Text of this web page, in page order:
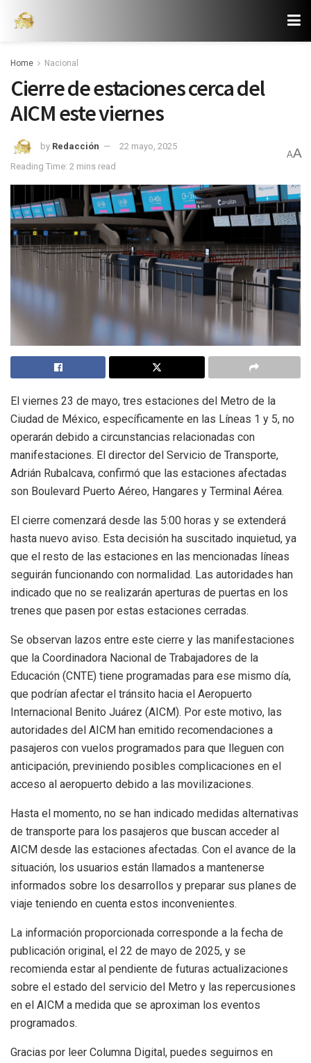
Home Nacional
Cierre de estaciones cerca del
AICM este viernes
by Redacción
22 mayo, 2025
Reading Time: 2 mins read
AA
El viernes 23 de mayo, tres estaciones del Metro de la
Ciudad de México, específicamente en las Líneas 1 y 5, no
operarán debido a circunstancias relacionadas con
manifestaciones. El director del Servicio de Transporte,
Adrián Rubalcava, confirmó que las estaciones afectadas
son Boulevard Puerto Aéreo, Hangares y Terminal Aérea.
El cierre comenzará desde las 5:00 horas y se extenderá
hasta nuevo aviso. Esta decisión ha suscitado inquietud, ya
que el resto de las estaciones en las mencionadas líneas
seguirán funcionando con normalidad. Las autoridades han
indicado que no se realizarán aperturas de puertas en los
trenes que pasen por estas estaciones cerradas.
Se observan lazos entre este cierre y las manifestaciones
que la Coordinadora Nacional de Trabajadores de la
Educación (CNTE) tiene programadas para ese mismo día,
que podrían afectar el tránsito hacia el Aeropuerto
Internacional Benito Juárez (AICM). Por este motivo, las
autoridades del AICM han emitido recomendaciones a
pasajeros con vuelos programados para que lleguen con
anticipación, previniendo posibles complicaciones en el
acceso al aeropuerto debido a las movilizaciones.
Hasta el momento, no se han indicado medidas alternativas
de transporte para los pasajeros que buscan acceder al
AICM desde las estaciones afectadas. Con el avance de la
situación, los usuarios están llamados a mantenerse
informados sobre los desarrollos y preparar sus planes de
viaje teniendo en cuenta estos inconvenientes.
La información proporcionada corresponde a la fecha de
publicación original, el 22 de mayo de 2025, y se
recomienda estar al pendiente de futuras actualizaciones
sobre el estado del servicio del Metro y las repercusiones
en el AICM a medida que se aproximan los eventos
programados.
Gracias por leer Columna Digital, puedes seguirnos en